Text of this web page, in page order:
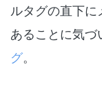
ルタグの直下
あることに気づ
グ。